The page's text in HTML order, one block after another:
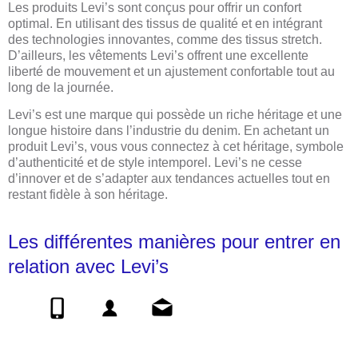
Les produits Levi’s sont conçus pour offrir un confort
optimal. En utilisant des tissus de qualité et en intégrant
des technologies innovantes, comme des tissus stretch.
D’ailleurs, les vêtements Levi’s offrent une excellente
liberté de mouvement et un ajustement confortable tout au
long de la journée.
Levi’s est une marque qui possède un riche héritage et une
longue histoire dans l’industrie du denim. En achetant un
produit Levi’s, vous vous connectez à cet héritage, symbole
d’authenticité et de style intemporel. Levi’s ne cesse
d’innover et de s’adapter aux tendances actuelles tout en
restant fidèle à son héritage.
Les différentes manières pour entrer en
relation avec Levi’s